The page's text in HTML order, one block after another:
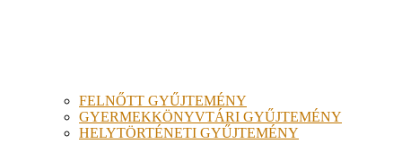
FELNŐTT GYŰJTEMÉNY
GYERMEKKÖNYVTÁRI GYŰJTEMÉNY
HELYTÖRTÉNETI GYŰJTEMÉNY